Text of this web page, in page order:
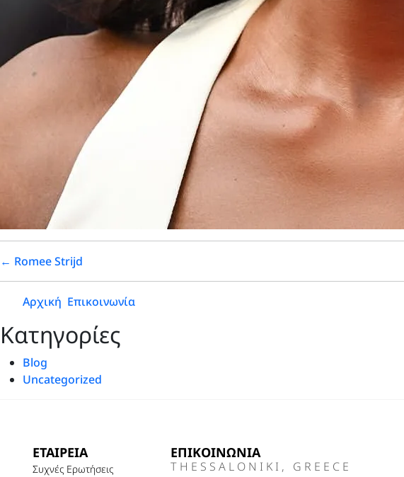
← Romee Strijd
Αρχική Επικοινωνία
Kατηγορίες
Blog
Uncategorized
ΕΤΑΙΡΕΙΑ
Συχνές Ερωτήσεις
ΕΠΙΚΟΙΝΩΝΙΑ
THESSALONIKI, GREECE